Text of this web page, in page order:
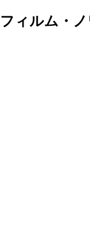
ィルム・